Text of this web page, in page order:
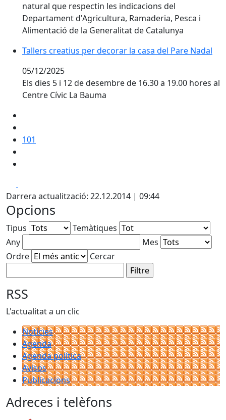
natural que respectin les indicacions del
Departament d'Agricultura, Ramaderia, Pesca i
Alimentació de la Generalitat de Catalunya
Tallers creatius per decorar la casa del Pare Nadal
Tallers creatius per decorar la casa del Pare Nadal
05/12/2025
Els dies 5 i 12 de desembre de 16.30 a 19.00 hores al
Centre Cívic La Bauma
101
Darrera actualització: 22.12.2014 | 09:44
Opcions
Tipus
Temàtiques
Any
Mes
Ordre
Cercar
RSS
L'actualitat a un clic
Notícies
Agenda
Agenda política
Avisos
Publicacions
Adreces i telèfons